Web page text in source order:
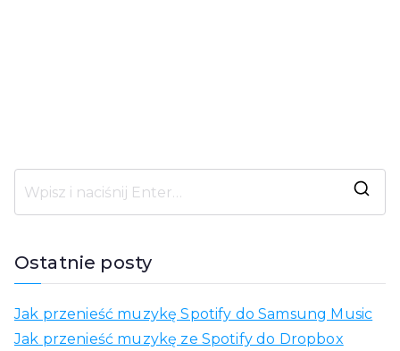
Ostatnie posty
Jak przenieść muzykę Spotify do Samsung Music
Jak przenieść muzykę ze Spotify do Dropbox